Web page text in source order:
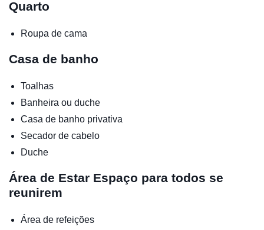
Quarto
Roupa de cama
Casa de banho
Toalhas
Banheira ou duche
Casa de banho privativa
Secador de cabelo
Duche
Área de Estar Espaço para todos se
reunirem
Área de refeições